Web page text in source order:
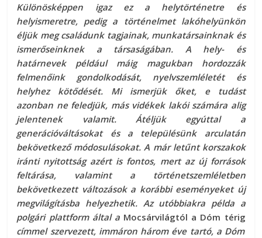
Különösképpen igaz ez a helytörténetre és
helyismeretre, pedig a történelmet lakóhelyünkön
éljük meg családunk tagjainak, munkatársainknak és
ismerőseinknek a társaságában. A hely- és
határnevek például máig magukban hordozzák
felmenőink gondolkodását, nyelvszemléletét és
helyhez kötődését. Mi ismerjük őket, e tudást
azonban ne feledjük, más vidékek lakói számára alig
jelentenek valamit. Átéljük egyúttal a
generációváltásokat és a településünk arculatán
bekövetkező módosulásokat. A már letűnt korszakok
iránti nyitottság azért is fontos, mert az új források
feltárása, valamint a történetszemléletben
bekövetkezett változások a korábbi eseményeket új
megvilágításba helyezhetik. Az utóbbiakra példa a
polgári plattform által a Mocsárvilágtól a Dóm térig
címmel szervezett, immáron három éve tartó, a Dóm